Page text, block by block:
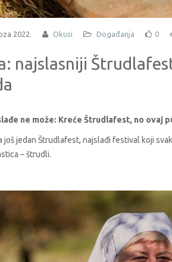
2022. Okusi Događanja 0
najslasniji
ne može: Kreće Štrudlafest, no ovaj
još jedan Štrudlafest, najslađi festival koji
– štrudli.